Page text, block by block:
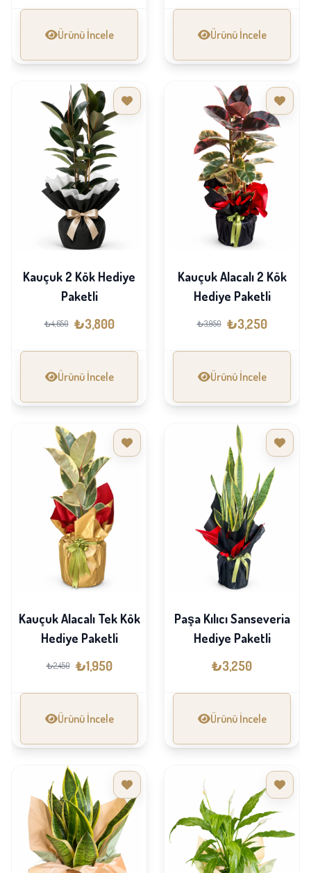
Ürünü İncele Ürünü İncele
Kauçuk 2 Kök Hediye
Paketli
₺4,650 ₺3,800
Ürünü İncele
Kauçuk Alacalı 2 Kök
Hediye Paketli
₺3,950 ₺3,250
Ürünü İncele
Kauçuk Alacalı Tek Kök
Hediye Paketli
₺2,450 ₺1,950
Ürünü İncele
Paşa Kılıcı Sanseveria
Hediye Paketli
₺3,250
Ürünü İncele